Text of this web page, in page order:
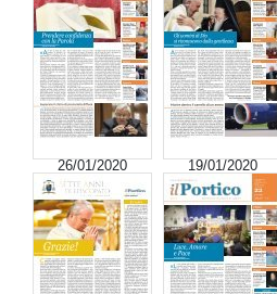
26/01/2020 19/01/2020